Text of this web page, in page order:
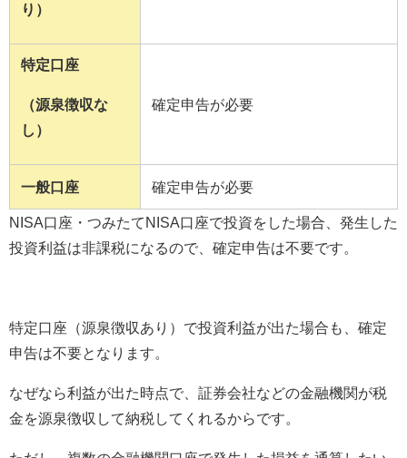
り）
特定口座
（源泉徴収な
し）
確定申告が必要
一般口座 確定申告が必要
NISA口座・つみたて NISA口座で投資をした場合、発生した
投資利益は非課税になるので、確定申告は不要です。
特定口座（源泉徴収あり）で投資利益が出た場合も、確定
申告は不要となります。
なぜなら利益が出た時点で、証券会社などの金融機関が税
金を源泉徴収して納税してくれるからです。